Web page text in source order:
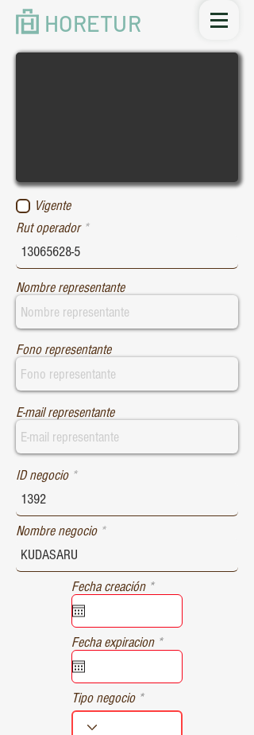
HORETUR
Vigente
Rut operador
Nombre representante
Fono representante
E-mail representante
ID negocio
Nombre negocio
Fecha creación *r
e
u
i
d
Fecha expiracion *r
e
u
r
Tipo negocio